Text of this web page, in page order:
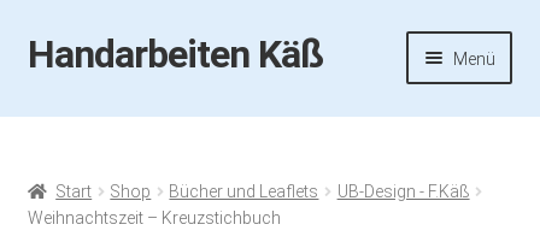
Zur
Navigation
Zum
Inhalt
Handarbeiten Käß Menü
Startseite
Aktuelles
Start Shop Bücher und Leaflets
UB-Design - F.Käß
Weihnachtszeit – Kreuzstichbuch